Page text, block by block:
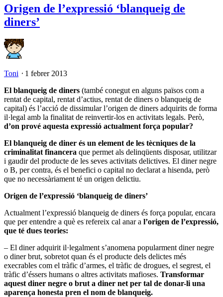
Origen de l’expressió ‘blanqueig de
diners’
Toni ⋅ 1 febrer 2013
El blanqueig de diners (també conegut en alguns països com a
rentat de capital, rentat d’actius, rentat de diners o blanqueig de
capital) és l’acció de dissimular l’origen de diners adquirits de forma
il·legal amb la finalitat de reinvertir-los en activitats legals. Però,
d’on prové aquesta expressió actualment força popular?
El blanqueig de diner és un element de les tècniques de la
criminalitat financera que permet als delinqüents disposar, utilitzar
i gaudir del producte de les seves activitats delictives. El diner negre
o B, per contra, és el benefici o capital no declarat a hisenda, però
que no necessàriament té un origen delictiu.
Origen de l’expressió ‘blanqueig de diners’
Actualment l’expressió blanqueig de diners és força popular, encara
que per entendre a què es refereix cal anar a l’origen de l’expressió,
que té dues teories:
– El diner adquirit il·legalment s’anomena popularment diner negre
o diner brut, sobretot quan és el producte dels delictes més
execrables com el tràfic d’armes, el tràfic de drogues, el segrest, el
tràfic d’éssers humans o altres activitats mafioses. Transformar
aquest diner negre o brut a diner net per tal de donar-li una
aparença honesta pren el nom de blanqueig.